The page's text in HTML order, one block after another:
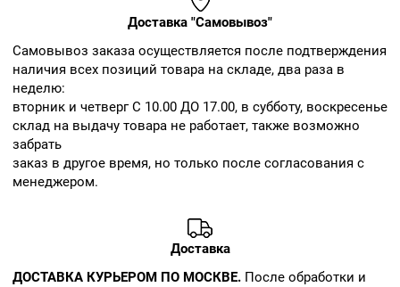
Доставка "Самовывоз"
Cамовывоз заказа осуществляется после подтверждения
наличия всех позиций товара на складе, два раза в
неделю:
вторник и четверг С 10.00 ДО 17.00, в субботу, воскресенье
склад на выдачу товара не работает, также возможно
забрать
заказ в другое время, но только после согласования с
менеджером.
Доставка
ДОСТАВКА КУРЬЕРОМ ПО МОСКВЕ. После обработки и